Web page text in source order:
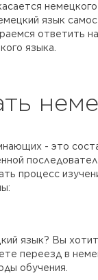
язык
ответить
языка.
- это
процесс
язык? Вы
переезд в
обучения.